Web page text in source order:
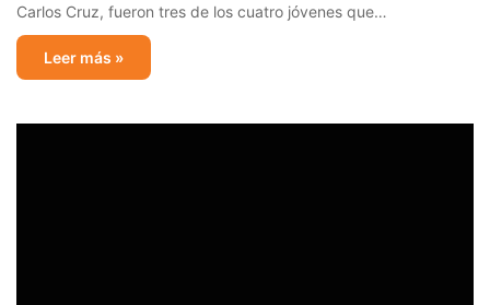
Carlos Cruz, fueron tres de los cuatro jóvenes que…
Leer más »